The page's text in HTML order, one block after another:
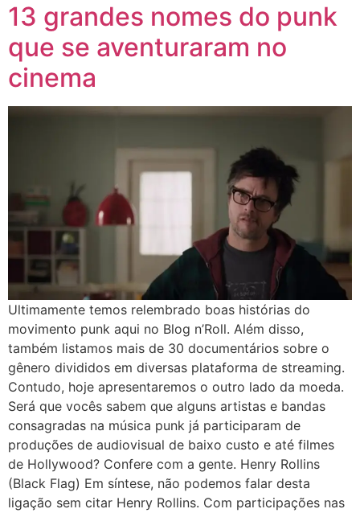
13 grandes nomes do punk
que se aventuraram no
cinema
Ultimamente temos relembrado boas histórias do
movimento punk aqui no Blog n’Roll. Além disso,
também listamos mais de 30 documentários sobre o
gênero divididos em diversas plataforma de streaming.
Contudo, hoje apresentaremos o outro lado da moeda.
Será que vocês sabem que alguns artistas e bandas
consagradas na música punk já participaram de
produções de audiovisual de baixo custo e até filmes
de Hollywood? Confere com a gente. Henry Rollins
(Black Flag) Em síntese, não podemos falar desta
ligação sem citar Henry Rollins. Com participações nas